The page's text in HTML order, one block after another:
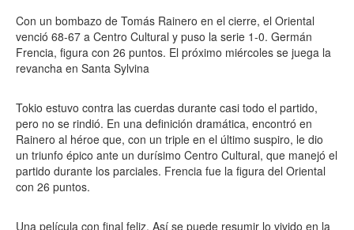
Con un bombazo de Tomás Rainero en el cierre, el Oriental
venció 68-67 a Centro Cultural y puso la serie 1-0. Germán
Frencia, figura con 26 puntos. El próximo miércoles se juega la
revancha en Santa Sylvina
Tokio estuvo contra las cuerdas durante casi todo el partido,
pero no se rindió. En una definición dramática, encontró en
Rainero al héroe que, con un triple en el último suspiro, le dio
un triunfo épico ante un durísimo Centro Cultural, que manejó el
partido durante los parciales. Frencia fue la figura del Oriental
con 26 puntos.
Una película con final feliz. Así se puede resumir lo vivido en la